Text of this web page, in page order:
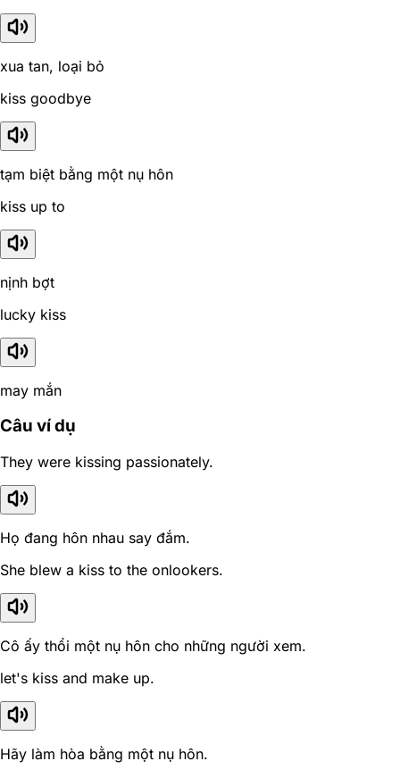
xua tan, loại bỏ
kiss goodbye
tạm biệt bằng một nụ hôn
kiss up to
nịnh bợt
lucky kiss
may mắn
Câu ví dụ
They were kissing passionately.
Họ đang hôn nhau say đắm.
She blew a kiss to the onlookers.
Cô ấy thổi một nụ hôn cho những người xem.
let's kiss and make up.
Hãy làm hòa bằng một nụ hôn.